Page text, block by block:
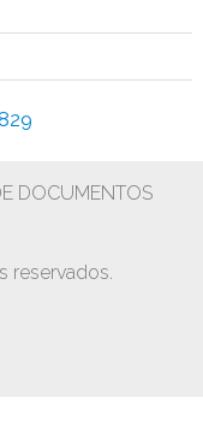
DOCUMENTOS
reservados.